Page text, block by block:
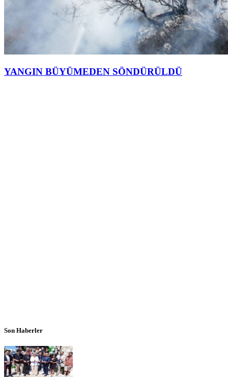
YANGIN BÜYÜMEDEN SÖNDÜRÜLDÜ
Son Haberler